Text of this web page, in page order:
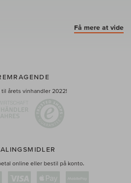
Få mere at vide
årets vinhandler 2022!
online eller bestil på konto.